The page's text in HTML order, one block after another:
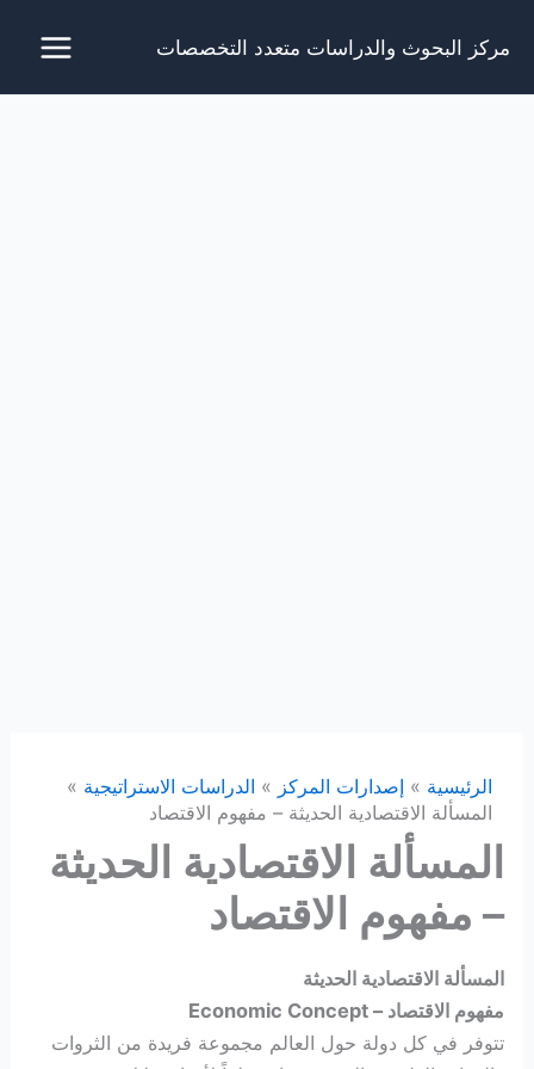
مركز البحوث والدراسات متعدد التخصصات
الرئيسية إصدارات المركز
الدراسات الاستراتيجية
المسألة الاقتصادية الحديثة – مفهوم الاقتصاد
المسألة الاقتصادية الحديثة
– مفهوم الاقتصاد
المسألة الاقتصادية الحديثة
مفهوم الاقتصاد – Economic Concept
تتوفر في كل دولة حول العالم مجموعة فريدة من الثروات